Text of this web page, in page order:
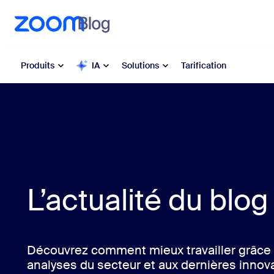
contenu principal
au chat d’aide
Produits IA Solutions Tarification
entreprises
Zoom AI
L’actualité du
Découvrez comment mieux travailler
analyses du secteur et aux dernières